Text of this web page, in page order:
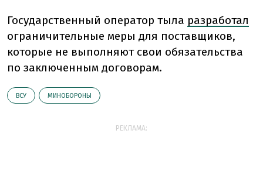
Государственный оператор тыла разработал
ограничительные меры для поставщиков,
которые не выполняют свои обязательства
по заключенным договорам.
ВСУ МИНОБОРОНЫ
РЕКЛАМА: